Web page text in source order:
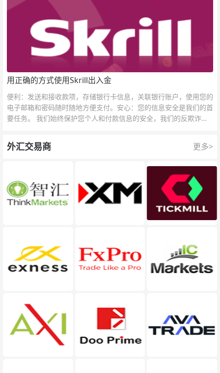
用正确的方式使用Skrill出入金
便利：发送和接收款项，存储银行卡信息，关联银行账户，使用您的
电子邮箱和密码随时随地方便支付。安心：您的信息安全是我们的首
要任务。 我们始终保护您个人和付款信息的安全，我们的反欺诈团
外汇交易商 更多>